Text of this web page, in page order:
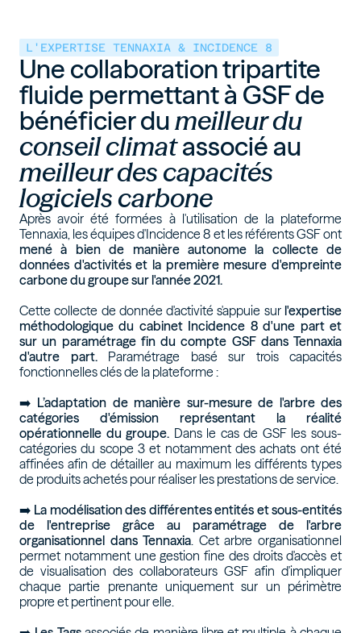
L'EXPERTISE TENNAXIA & INCIDENCE 8
Une collaboration tripartite
fluide permettant à GSF de
bénéficier dumeilleur du
conseil climatassocié au
meilleur des capacités
logiciels carbone
Après avoir été formées à l'utilisation de la plateforme
Tennaxia, les équipes d'Incidence 8 et les référents GSF ont
mené à bien de manière autonome la collecte de
données d'activités et la première mesure d'empreinte
carbone du groupe sur l'année 2021.
Cette collecte de donnée d'activité s'appuie sur l'expertise
méthodologique du cabinet Incidence 8 d'une part et
sur un paramétrage fin du compte GSF dans Tennaxia
d'autre part.Paramétrage basé sur trois capacités
fonctionnelles clés de la plateforme :
➡️ L’adaptation de manière sur-mesure de l'arbre des
catégories d'émission représentant la réalité
opérationnelle du groupe. Dans le cas de GSF les sous-
catégories du scope 3 et notamment des achats ont été
affinées afin de détailler au maximum les différents types
de produits achetés pour réaliser les prestations de service.
➡️ La modélisation des différentes entités et sous-entités
de l'entreprise grâce au paramétrage de l'arbre
organisationnel dans Tennaxia. Cet arbre organisationnel
permet notamment une gestion fine des droits d'accès et
de visualisation des collaborateurs GSF afin d'impliquer
chaque partie prenante uniquement sur un périmètre
propre et pertinent pour elle.